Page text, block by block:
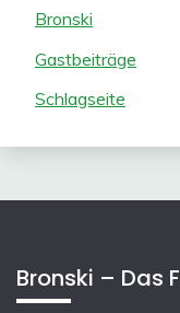
Bronski
Gastbeiträge
Schlagseite
Bronski – Das